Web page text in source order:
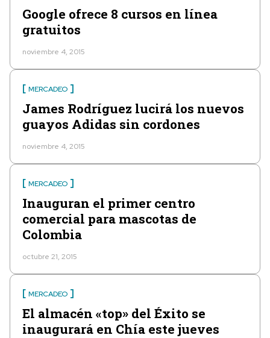
Google ofrece 8 cursos en línea
gratuitos
noviembre 4, 2015
MERCADEO
James Rodríguez lucirá los nuevos
guayos Adidas sin cordones
noviembre 4, 2015
MERCADEO
Inauguran el primer centro
comercial para mascotas de
Colombia
octubre 21, 2015
MERCADEO
El almacén «top» del Éxito se
inaugurará en Chía este jueves